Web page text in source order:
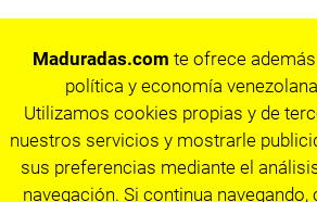
Maduradas.com te ofrece
política y economía
Utilizamos cookies propias y de
nuestros servicios y mostrarle
sus preferencias mediante el
navegación. Si continua